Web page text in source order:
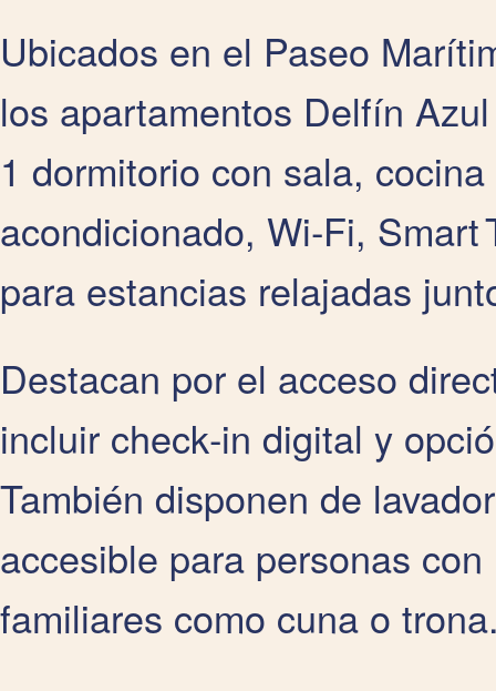
Ubicados en el Paseo
los apartamentos Delfín
1 dormitorio con sala,
acondicionado, Wi‑Fi,
para estancias relajadas
Destacan por el acceso
incluir check‑in digital y
También disponen de
accesible para personas
familiares como cuna o